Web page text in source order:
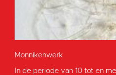
Monnikenwerk
In de periode van 10 tot en